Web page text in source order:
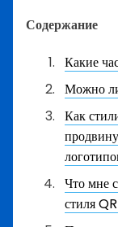
Содержание
Какие
Можно
Как
Что мне
стиля